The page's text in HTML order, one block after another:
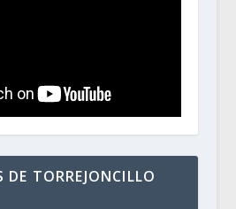
DE TORREJONCILLO